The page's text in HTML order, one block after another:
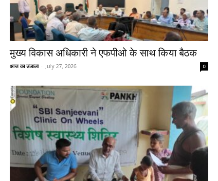
मुख्य विकास अधिकारी ने एफपीओ के साथ किया बैठक
आज का उजाला - July 27, 2026 0